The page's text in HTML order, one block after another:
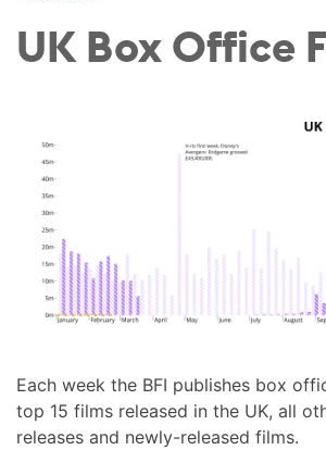
UK Box Office
Each week the BFI publishes box
top 15 films released in the UK, all
releases and newly-released films.